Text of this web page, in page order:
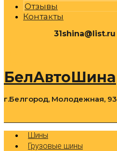
Отзывы
Контакты
31shina@list.ru
БелАвтоШина
г.Белгород, Молодежная, 93
Шины
Грузовые шины